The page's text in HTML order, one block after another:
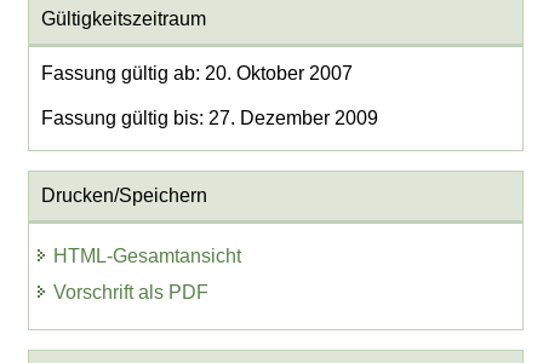
Gültigkeitszeitraum
Fassung gültig ab: 20. Oktober 2007
Fassung gültig bis: 27. Dezember 2009
Drucken/Speichern
HTML-Gesamtansicht
Vorschrift als PDF